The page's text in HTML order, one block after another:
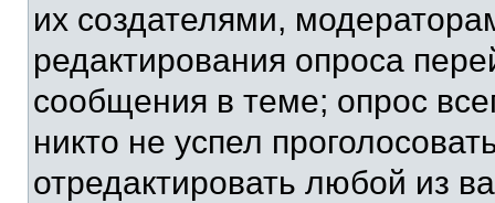
их создателями,
редактирования опроса
сообщения в теме; опрос
никто не успел
отредактировать любой из